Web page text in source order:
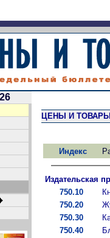
ЦЕНЫ И
Индекс
Издательская
750.10
750.20
750.30
750.40